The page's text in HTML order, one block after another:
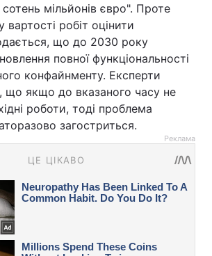
сотень мільйонів євро". Проте
робіт оцінити
що до 2030 року
повної функціональності
конфайнменту. Експерти
що якщо до вказаного часу не
роботи, тоді проблема
загостриться.
Реклама